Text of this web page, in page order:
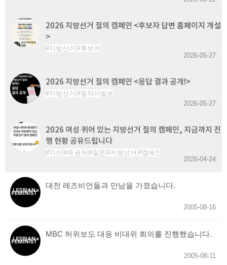
2026 지방선거 질의 캠페인 <후보자 답변 홈페이지 개설
>
지방선거
후보자
2026-05-27
2026 지방선거 질의 캠페인 <응답 결과 공개!>
지방선거
질의서발송
2026-05-27
2026 여성 퀴어 있는 지방선거 질의 캠페인, 지금까지 진
행 현황 공유드립니다
지선 유권자 질문 지방선거
캠페인
2026-04-24
대전 레즈비언들과 만남을 가졌습니다.
2005-08-16
MBC 허위보도 대응 비대위 회의를 진행했습니다.
2005-08-11